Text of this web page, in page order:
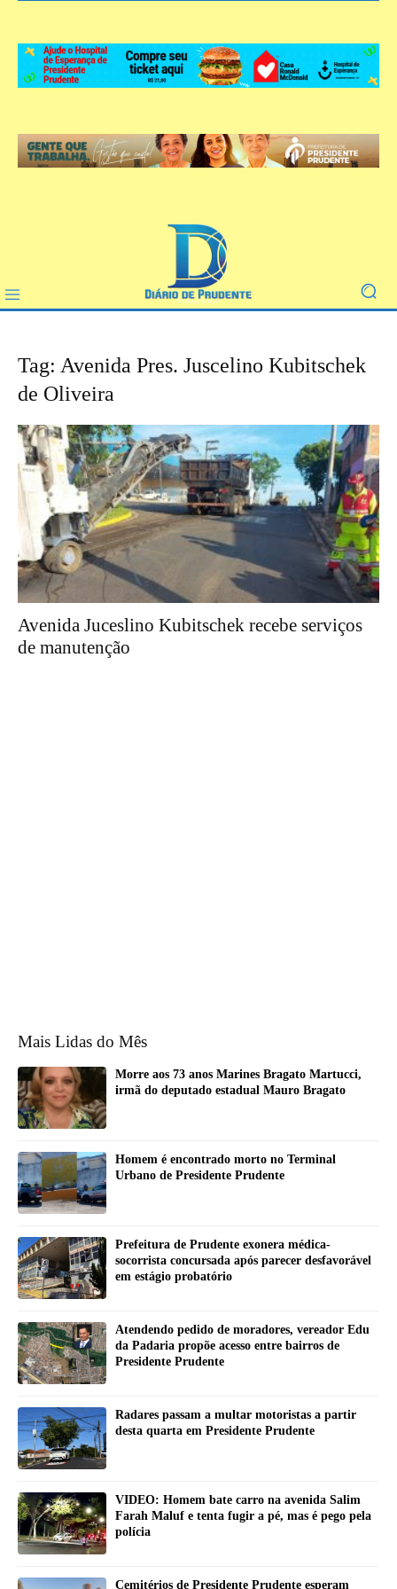
Tag: Avenida Pres. Juscelino Kubitschek
de Oliveira
Avenida Juceslino Kubitschek recebe serviços
de manutenção
Mais Lidas do Mês
Morre aos 73 anos Marines Bragato Martucci,
irmã do deputado estadual Mauro Bragato
Homem é encontrado morto no Terminal
Urbano de Presidente Prudente
Prefeitura de Prudente exonera médica-
socorrista concursada após parecer desfavorável
em estágio probatório
Atendendo pedido de moradores, vereador Edu
da Padaria propõe acesso entre bairros de
Presidente Prudente
Radares passam a multar motoristas a partir
desta quarta em Presidente Prudente
VIDEO: Homem bate carro na avenida Salim
Farah Maluf e tenta fugir a pé, mas é pego pela
polícia
Cemitérios de Presidente Prudente esperam